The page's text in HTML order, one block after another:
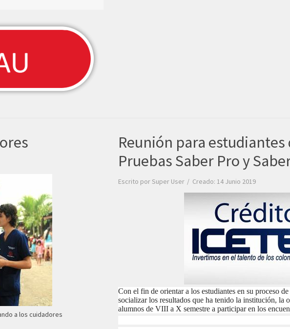
a los cuidadores
Reunión para
Pruebas Saber Pro y
Escrito porSuper User Creado: 14 Junio 2019
Con el fin de orientar a los estudiantes en su proceso
socializar los resultados que ha tenido la institución, la
alumnos de VIII a X semestre a participar en los